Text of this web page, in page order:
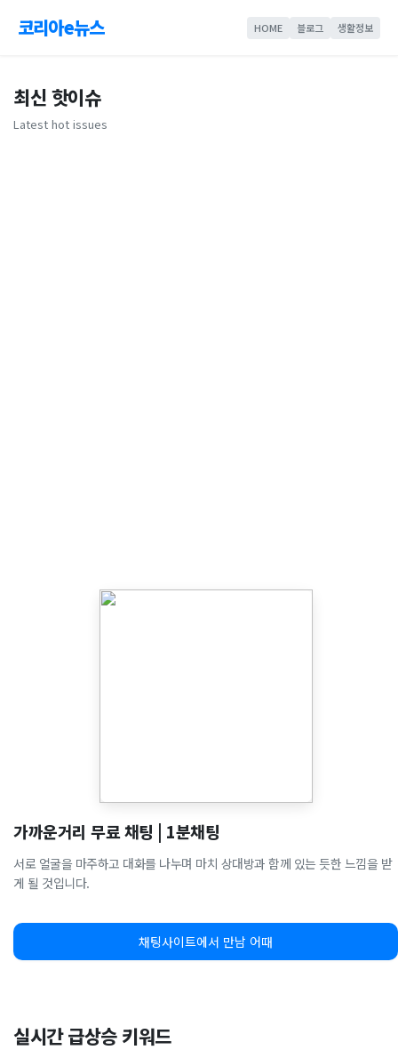
코리아e뉴스 HOME 블로그 생활정보
최신 핫이슈
Latest hot issues
가까운거리 무료 채팅 | 1분채팅
서로 얼굴을 마주하고 대화를 나누며 마치 상대방과 함께 있는 듯한 느낌을 받
게 될 것입니다.
채팅사이트에서 만남 어때
실시간 급상승 키워드